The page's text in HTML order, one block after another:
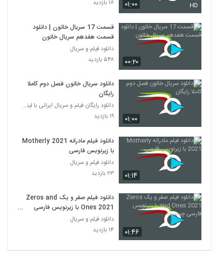
۰۱:۰۰ HD
۱۸ بازدید
۰۰:۲۰
قسمت 17 سریال خاتون | دانلود
قسمت هفدهم سریال خاتون
دانلود فیلم و سریال
۵۴۸ بازدید
۰۱:۰۰
دانلود سریال خاتون فصل دوم کاملا
رایگان
دانلود رایگان فیلم و سریال ایرانی با لینک مستقیم
۱۹ بازدید
۰۱:۱۴
دانلود فیلم مادرانه Motherly 2021
با زیرنویس فارسی
دانلود فیلم و سریال
۲۳ بازدید
۰۱:۴۶
دانلود فیلم صفر و یک Zeros and
Ones 2021 با زیرنویس فارسی
چسبیده
دانلود فیلم و سریال
۱۴ بازدید